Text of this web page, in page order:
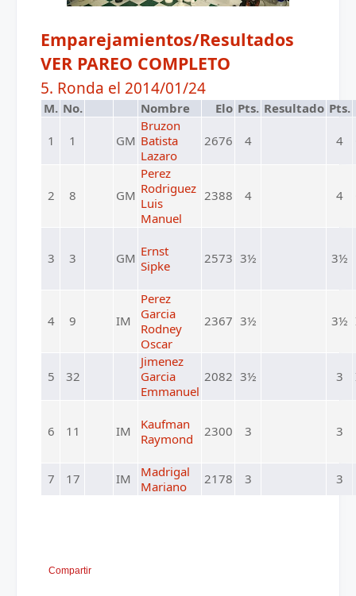
Emparejamientos/Resultados
VER PAREO COMPLETO
5. Ronda el 2014/01/24
M. No. Nombre Elo Pts. Resultado Pts.
1 1 GM
Bruzon
Batista
Lazaro
2676 4 4
2 8 GM
Perez
Rodriguez
Luis
Manuel
2388 4 4
3 3 GM Ernst
Sipke
2573 3½ 3½
4 9 IM
Perez
Garcia
Rodney
Oscar
2367 3½ 3½
5 32
Jimenez
Garcia
Emmanuel
2082 3½ 3
6 11 IM
Kaufman
Raymond
2300 3 3
7 17 IM
Madrigal
Mariano
2178 3 3
Compartir